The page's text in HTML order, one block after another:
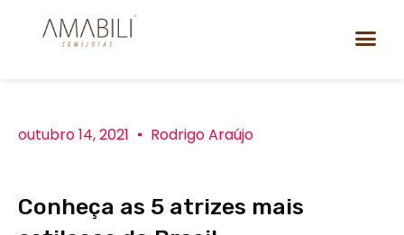
outubro 14, 2021 Rodrigo Araújo
Conheça as 5 atrizes mais